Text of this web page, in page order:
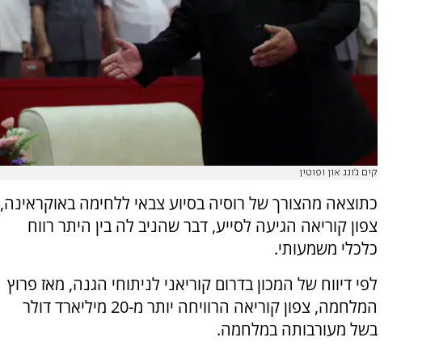
קים ג'ונג און ופוטין
כתוצאה מהצורך של רוסיה בסיוע צבאי ללחימה באוקראינה,
צפון קוריאה הגיעה לסייע, דבר שהניב לה בין היתר רווח
כלכלי משמעותי.
לפי דיווח של המכון בדרום קוריאני לניתוחי הגנה, מאז פרוץ
המלחמה, צפון קוריאה הרוויחה יותר מ-20 מיליארד דולר
בשל מעורבותה במלחמה.